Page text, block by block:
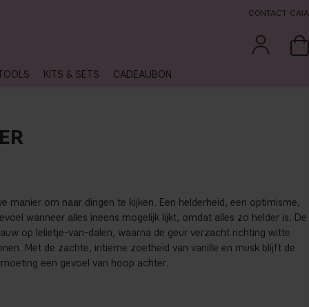
CONTACT CAIA
KITS & SETS CADEAUBON
manier om naar dingen te kijken. Een helderheid, een optimisme,
wanneer alles ineens mogelijk lijkt, omdat alles zo helder is. De
op lelietje-van-dalen, waarna de geur verzacht richting witte
Met de zachte, intieme zoetheid van vanille en musk blijft de
een gevoel van hoop achter.